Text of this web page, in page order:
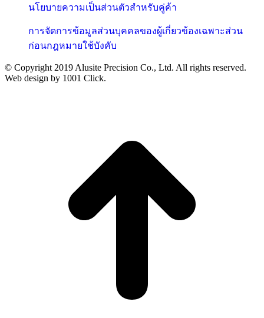
นโยบายความเป็นส่วนตัวสำหรับคู่ค้า
การจัดการข้อมูลส่วนบุคคลของผู้เกี่ยวข้องเฉพาะส่วน
ก่อนกฎหมายใช้บังคับ
© Copyright 2019 Alusite Precision Co., Ltd. All rights reserved.
Web design by 1001 Click.